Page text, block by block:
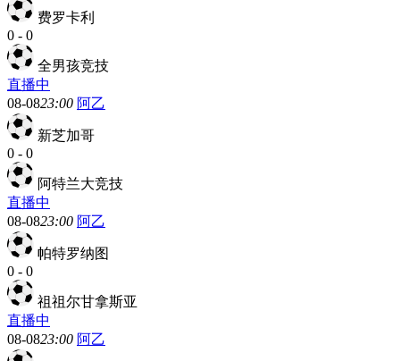
费罗卡利
0 - 0
全男孩竞技
直播中
08-0823:00 阿乙
新芝加哥
0 - 0
阿特兰大竞技
直播中
08-0823:00 阿乙
帕特罗纳图
0 - 0
祖祖尔甘拿斯亚
直播中
08-0823:00 阿乙